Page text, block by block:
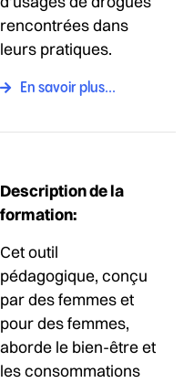
rencontrées dans
leurs pratiques.
En savoir plus...
Description de la
formation:
Cet outil
pédagogique, conçu
par des femmes et
pour des femmes,
aborde le bien-être et
les consommations